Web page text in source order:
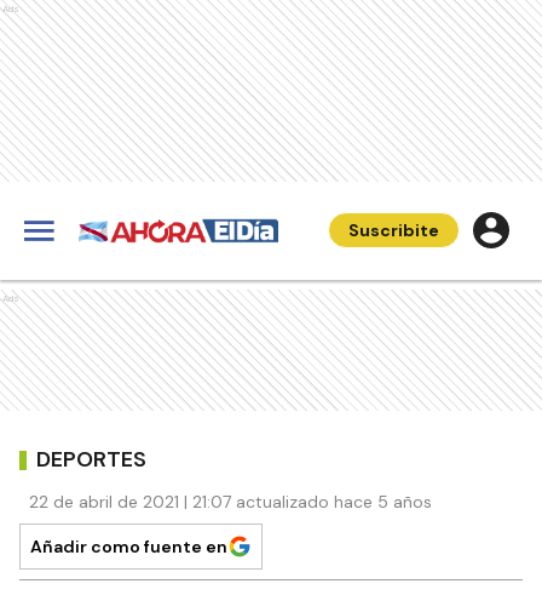
Ads
Suscribite
Ads
DEPORTES
22 de abril de 2021 | 21:07 actualizado hace 5 años
Añadir como fuente en